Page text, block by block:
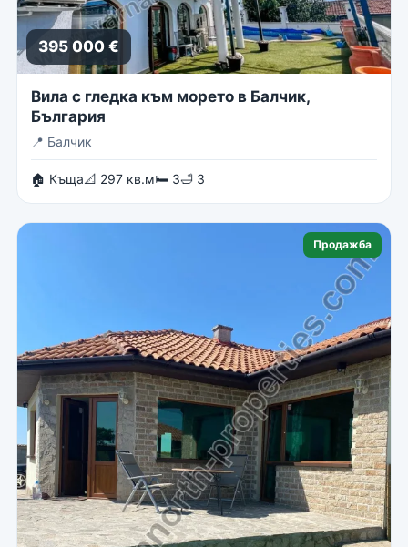
395 000 €
Вила с гледка към морето в Балчик,
България
📍 Балчик
🏠 Къща📐 297 кв.м🛏 3🛁 3
Продажба